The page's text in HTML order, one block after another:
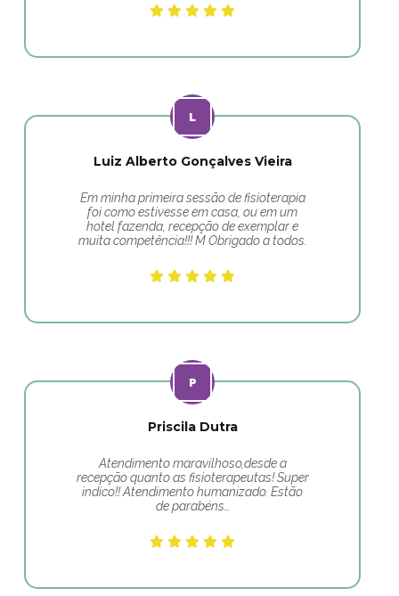
Luiz Alberto Gonçalves Vieira
Em minha primeira sessão de fisioterapia
foi como estivesse em casa, ou em um
hotel fazenda, recepção de exemplar e
muita competência!!! M Obrigado a todos.
Priscila Dutra
Atendimento maravilhoso,desde a
recepção quanto as fisioterapeutas! Super
indico!! Atendimento humanizado. Estão
de parabéns…